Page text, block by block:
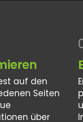
auf den
Seiten
über